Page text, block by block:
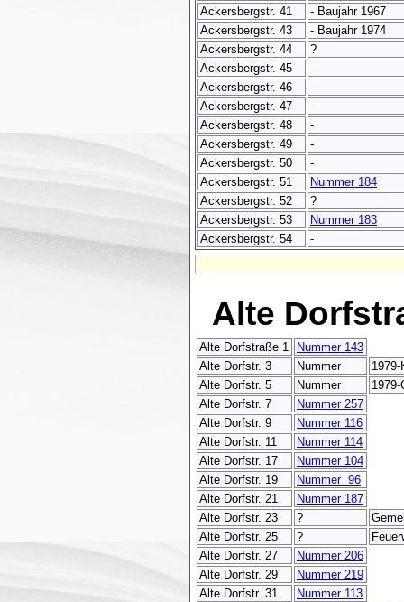
Ackersbergstr. 41
- Baujahr 1967
Ackersbergstr. 43
- Baujahr 1974
Ackersbergstr. 44
?
Ackersbergstr. 45
-
Ackersbergstr. 46
-
Ackersbergstr. 47
-
Ackersbergstr. 48
-
Ackersbergstr. 49
-
Ackersbergstr. 50
-
Ackersbergstr. 51
Nummer 184
Ackersbergstr. 52
?
Ackersbergstr. 53
Nummer 183
Ackersbergstr. 54
-
Alte
Alte Dorfstraße 1
Nummer 143
Alte Dorfstr. 3
Nummer
1979-
Alte Dorfstr. 5
Nummer
Alte Dorfstr. 7
Nummer 257
Alte Dorfstr. 9
Nummer 116
Alte Dorfstr. 11
Nummer 114
Alte Dorfstr. 17
Nummer 104
Alte Dorfstr. 19
Nummer 96
Alte Dorfstr. 21
Nummer 187
Alte Dorfstr. 23
?
Alte Dorfstr. 25
?
Alte Dorfstr. 27
Nummer 206
Alte Dorfstr. 29
Nummer 219
Alte Dorfstr. 31
Nummer 113